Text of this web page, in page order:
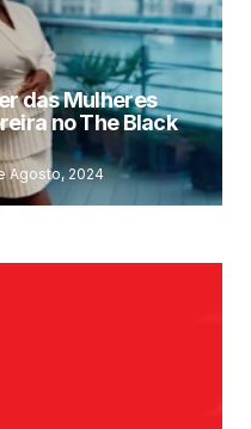
das Mulheres
no The Black
Agosto, 2024